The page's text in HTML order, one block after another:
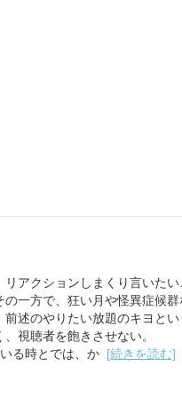
アクションしまくり言いた
一方で、狂い月や怪異症候
述のやりたい放題のキヨと
視聴者を飽きさせない。
る時とでは、か [続きを読む]